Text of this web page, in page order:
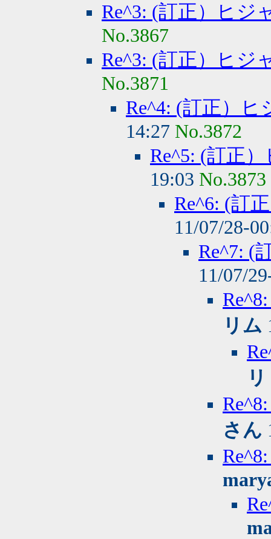
Re^3: (訂正）ヒジ
No.3867
Re^3: (訂正）ヒジ
No.3871
Re^4: (訂正）
14:27 No.3872
Re^5: (訂正
19:03 No.3873
Re^6: (訂
11/07/28-
Re^7: (
11/07/
リム
リ
さん